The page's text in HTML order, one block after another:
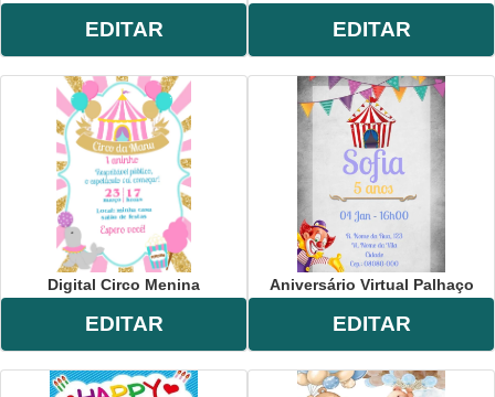
EDITAR EDITAR
Digital Circo Menina
EDITAR
Aniversário Virtual Palhaço
EDITAR